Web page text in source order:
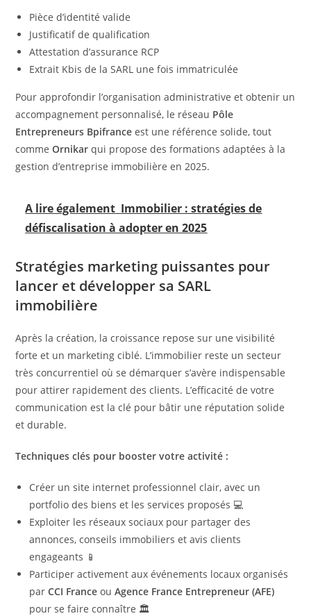
Pièce d’identité valide
Justificatif de qualification
Attestation d’assurance RCP
Extrait Kbis de la SARL une fois immatriculée
Pour approfondir l’organisation administrative et obtenir un
accompagnement personnalisé, le réseau Pôle
Entrepreneurs Bpifrance est une référence solide, tout
commeOrnikar qui propose des formations adaptées à la
gestion d’entreprise immobilière en 2025.
A lire également Immobilier : stratégies de
défiscalisation à adopter en 2025
Stratégies marketing puissantes pour
lancer et développer sa SARL
immobilière
Après la création, la croissance repose sur une visibilité
forte et un marketing ciblé. L’immobilier reste un secteur
très concurrentiel où se démarquer s’avère indispensable
pour attirer rapidement des clients. L’efficacité de votre
communication est la clé pour bâtir une réputation solide
et durable.
Techniques clés pour booster votre activité :
Créer un site internet professionnel clair, avec un
portfolio des biens et les services proposés 💻
Exploiter les réseaux sociaux pour partager des
annonces, conseils immobiliers et avis clients
engageants 📱
Participer activement aux événements locaux organisés
parCCI France ouAgence France Entrepreneur (AFE)
pour se faire connaître 🏛️